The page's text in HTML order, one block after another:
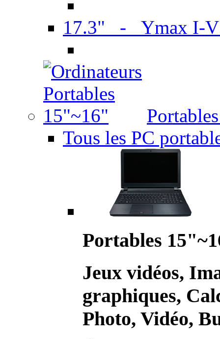
17.3" - Ymax I-
Tous les PC
Portables
Jeux vidéos,
graphiques,
Photo, Vidéo,